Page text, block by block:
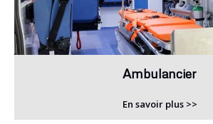
Ambulancier
En savoir plus >>